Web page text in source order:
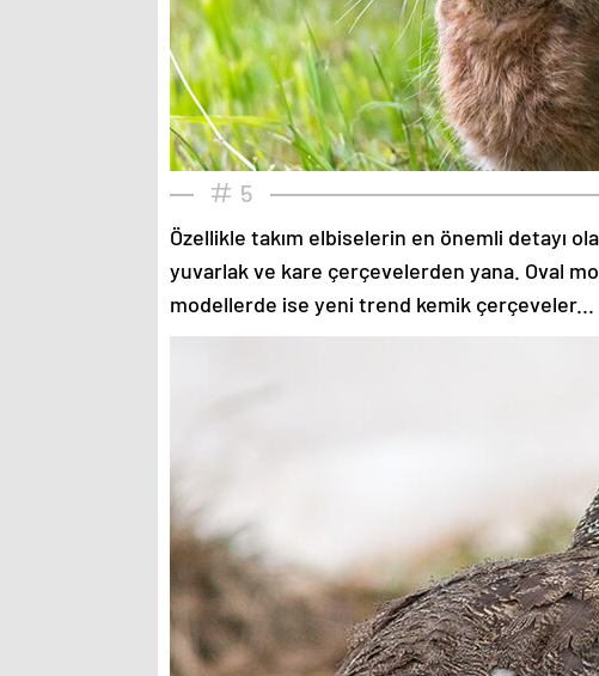
5
Özellikle takım elbiselerin en önemli detayı
yuvarlak ve kare çerçevelerden yana. Oval
modellerde ise yeni trend kemik çerçeveler...